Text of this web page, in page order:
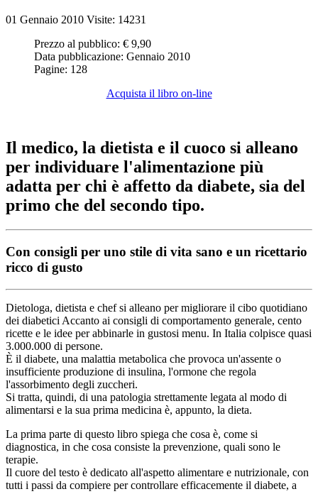
01 Gennaio 2010 Visite: 14231
Prezzo al pubblico: € 9,90
Data pubblicazione: Gennaio 2010
Pagine: 128
Acquista il libro on-line
Il medico, la dietista e il cuoco si alleano
per individuare l'alimentazione più
adatta per chi è affetto da diabete, sia del
primo che del secondo tipo.
Con consigli per uno stile di vita sano e un ricettario
ricco di gusto
Dietologa, dietista e chef si alleano per migliorare il cibo quotidiano
dei diabetici Accanto ai consigli di comportamento generale, cento
ricette e le idee per abbinarle in gustosi menu. In Italia colpisce quasi
3.000.000 di persone.
È il diabete, una malattia metabolica che provoca un'assente o
insufficiente produzione di insulina, l'ormone che regola
l'assorbimento degli zuccheri.
Si tratta, quindi, di una patologia strettamente legata al modo di
alimentarsi e la sua prima medicina è, appunto, la dieta.
La prima parte di questo libro spiega che cosa è, come si
diagnostica, in che cosa consiste la prevenzione, quali sono le
terapie.
Il cuore del testo è dedicato all'aspetto alimentare e nutrizionale, con
tutti i passi da compiere per controllare efficacemente il diabete, a